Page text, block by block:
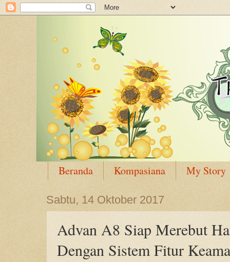
Beranda Kompasiana My Story
Sabtu, 14 Oktober 2017
Advan A8 Siap Merebut
Dengan Sistem Fitur